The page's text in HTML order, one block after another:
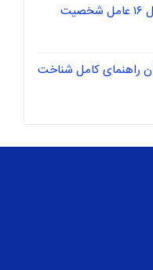
تفسیر تست کتل: تحلیل کامل ۱۶ عامل شخصیت
راهنمای کامل شناخت